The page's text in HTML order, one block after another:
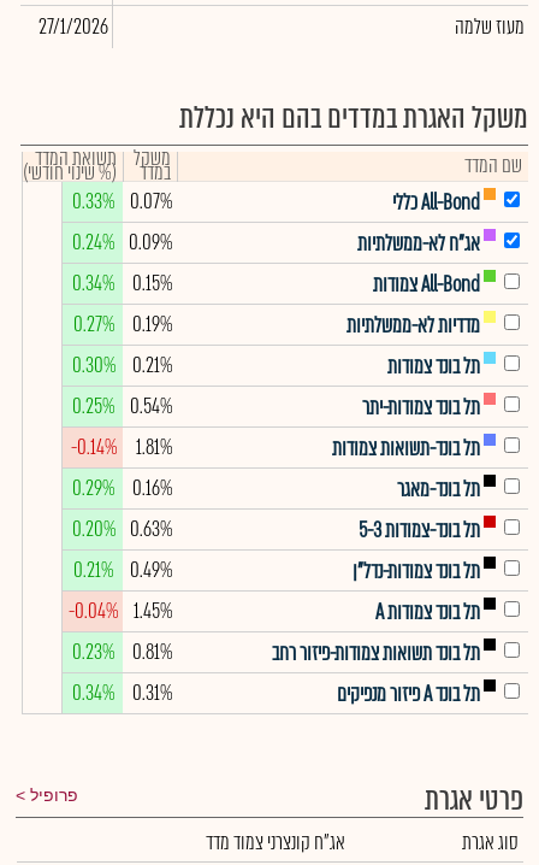
מעוז שלמה
27/1/2026
משקל האגרת במדדים בהם היא נכללת
שם המדד משקל
במדד תשואת המדד
(% שינוי חודשי)
All-Bond כללי
0.07%
0.33%
אג"ח לא-ממשלתיות
0.09%
0.24%
All-Bond צמודות
0.15%
0.34%
מדדיות לא-ממשלתיות
0.19%
0.27%
תל בונד צמודות
0.21%
0.30%
תל בונד צמודות-יתר
0.54%
0.25%
תל בונד-תשואות צמודות
1.81%
-0.14%
תל בונד-מאגר
0.16%
0.29%
תל בונד-צמודות 5-3
0.63%
0.20%
תל בונד צמודות-נדל"ן
0.49%
0.21%
תל בונד צמודות A
1.45%
-0.04%
תל בונד תשואות צמודות-פיזור רחב
0.81%
0.23%
תל בונד A פיזור מנפיקים
0.31%
0.34%
פרטי אגרת פרופיל
סוג אגרת
אג"ח קונצרני צמוד מדד